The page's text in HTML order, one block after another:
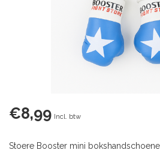
€8,99 Incl. btw
Stoere Booster mini